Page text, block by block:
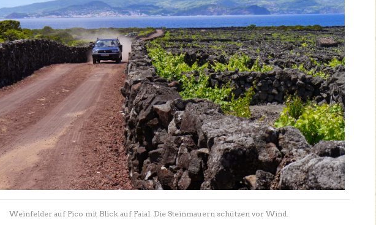
Weinfelder auf Pico mit Blick auf Faial. Die Steinmauern schützen vor Wind.